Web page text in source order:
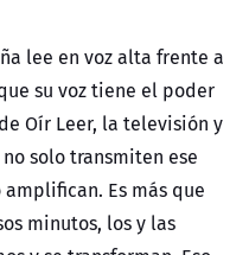
lee en voz alta frente a
su voz tiene el poder
Oír Leer, la televisión y
solo transmiten ese
Es más que
minutos, los y las